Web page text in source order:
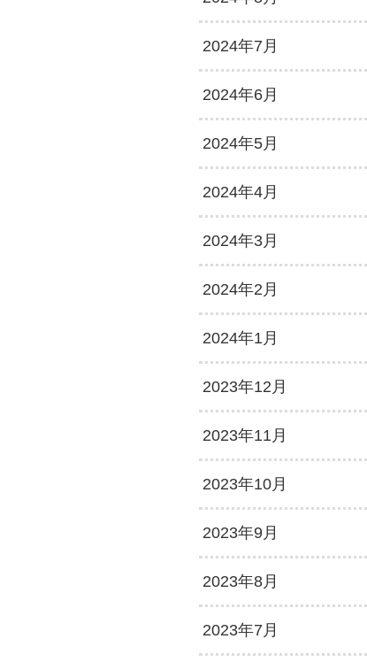
2024年7月
2024年6月
2024年5月
2024年4月
2024年3月
2024年2月
2024年1月
2023年12月
2023年11月
2023年10月
2023年9月
2023年8月
2023年7月